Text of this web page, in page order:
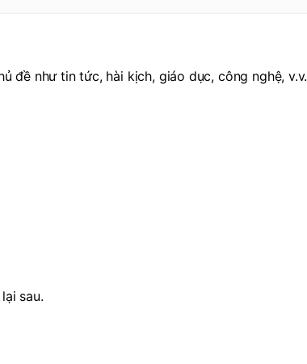
đề như tin tức, hài kịch, giáo dục, công nghệ, v.v.
sau.